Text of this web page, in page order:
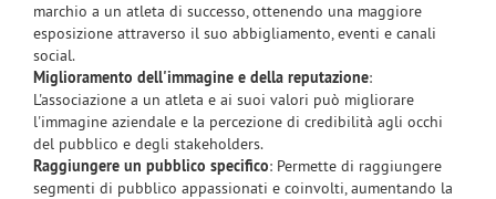
marchio a un atleta di successo, ottenendo una maggiore
esposizione attraverso il suo abbigliamento, eventi e canali
social.
Miglioramento dell'immagine e della reputazione:
L'associazione a un atleta e ai suoi valori può migliorare
l'immagine aziendale e la percezione di credibilità agli occhi
del pubblico e degli stakeholders.
Raggiungere un pubblico specifico: Permette di raggiungere
segmenti di pubblico appassionati e coinvolti, aumentando la